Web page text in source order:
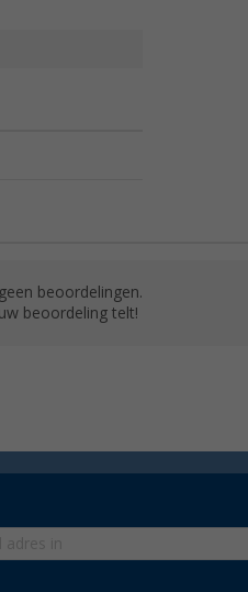
beoordelingen.
beoordeling telt!